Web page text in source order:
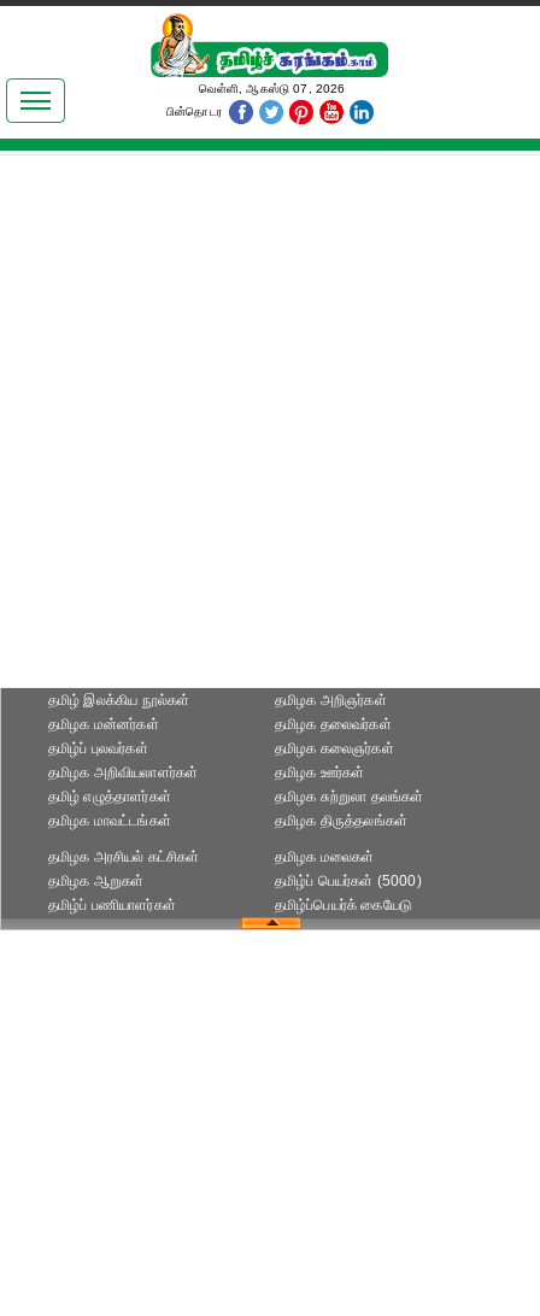
இலக்கியங்கள்
தமிழ் உலகம்
வெள்ளி, ஆகஸ்டு 07, 2026
பின்தொடர
தமிழ் இலக்கிய நூல்கள்
தமிழக மன்னர்கள்
தமிழ்ப் புலவர்கள்
தமிழக அறிஞர்கள்
தமிழக தலைவர்கள்
தமிழக கலைஞர்கள்
தமிழக அறிவியலாளர்கள்‎
தமிழ் எழுத்தாளர்கள்
தமிழக மாவட்டங்கள்
தமிழக ஊர்கள்
தமிழக சுற்றுலா தலங்கள்
தமிழக திருத்தலங்கள்
தமிழக அரசியல் கட்சிகள்
தமிழக ஆறுகள்
தமிழ்ப் பணியாளர்கள்
தமிழக மலைகள்
தமிழ்ப் பெயர்கள் (5000)
தமிழ்ப்பெயர்க் கையேடு